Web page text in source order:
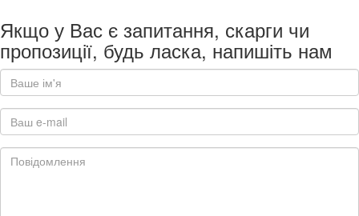
Якщо у Вас є запитання, скарги чи
пропозиції, будь ласка, напишіть нам